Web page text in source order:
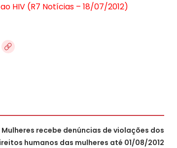
HIV (R7 Notícias – 18/07/2012)
Mulheres recebe denúncias de violações dos
humanos das mulheres até 01/08/2012